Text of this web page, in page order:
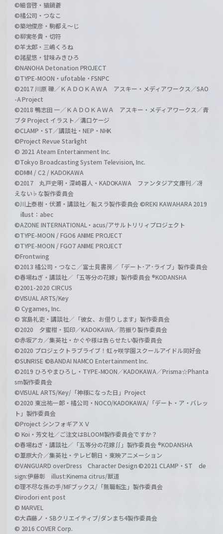
©細音啓・猫鍋蒼
©橘公司・つなこ
©築地俊彦・駒都え～じ
©柳実冬貴・切符
©羊太郎・三嶋くろね
©諸星悠・甘味みきひろ
©NANOHA Detonation PROJECT
©TYPE-MOON・ufotable・FSNPC
©2017 川原 礫／ＫＡＤＯＫＡＷＡ アスキー・メディアワークス／SAO
-A Project
©2018 鴨志田 一／ＫＡＤＯＫＡＷＡ アスキー・メディアワークス／青
ブタ Project イラスト／溝口ケージ
©CLAMP・ST／講談社・NEP・NHK
©Project Revue Starlight
© 2021 Ateam Entertainment Inc.
©Tokyo Broadcasting System Television, Inc.
©DMM / C2 / KADOKAWA
©2017 丸戸史明・深崎暮人・KADOKAWA ファンタジア文庫刊／冴
えない♭な製作委員会
©川上泰樹・伏瀬・講談社／転スラ製作委員会 ©REKI KAWAHARA 2019
illust：abec
©AZONE INTERNATIONAL・acus/アサルトリリィプロジェクト
©TYPE-MOON / FGO6 ANIME PROJECT
©TYPE-MOON / FGO7 ANIME PROJECT
©Frontwing
©2013 橘公司・つなこ／富士見書房／「デート･ア･ライブ」製作委員会
©春場ねぎ・講談社／「五等分の花嫁」製作委員会 ®KODANSHA
©2001-2020 CIRCUS
©VISUAL ARTS/Key
© Cygames, Inc.
© 宮島礼吏・講談社／「彼女、お借りします」製作委員会
©2020 夕蜜柑・狐印／KADOKAWA／防振り製作委員会
©赤坂アカ／集英社・かぐや様は告らせたい製作委員会
©2020 プロジェクトラブライブ！虹ヶ咲学園スクールアイドル同好会
©SUNRISE ©BANDAI NAMCO Entertainment Inc.
©2019 ひろやまひろし・TYPE-MOON／KADOKAWA／Prisma☆Phanta
sm製作委員会
©VISUAL ARTS/Key/「神様になった日」Project
©2020 東出祐一郎・橘公司・NOCO/KADOKAWA/「デート・ア・バレッ
ト」製作委員会
©Project シンフォギアＸＶ
© Koi・芳文社／ご注文はBLOOM製作委員会ですか？
©春場ねぎ・講談社／「五等分の花嫁∬」製作委員会 ®KODANSHA
©葦原大介／集英社・テレビ朝日・東映アニメーション
©VANGUARD overDress Character Design ©2021 CLAMP・ST de
sign:伊藤彰 illust:Kinema citrus/獣道
©理不尽な孫の手/MFブックス/「無職転生」製作委員会
©irodori ent post
© MARVEL
©大森藤ノ・SBクリエイティブ/ダンまち4製作委員会
© 2016 COVER Corp.